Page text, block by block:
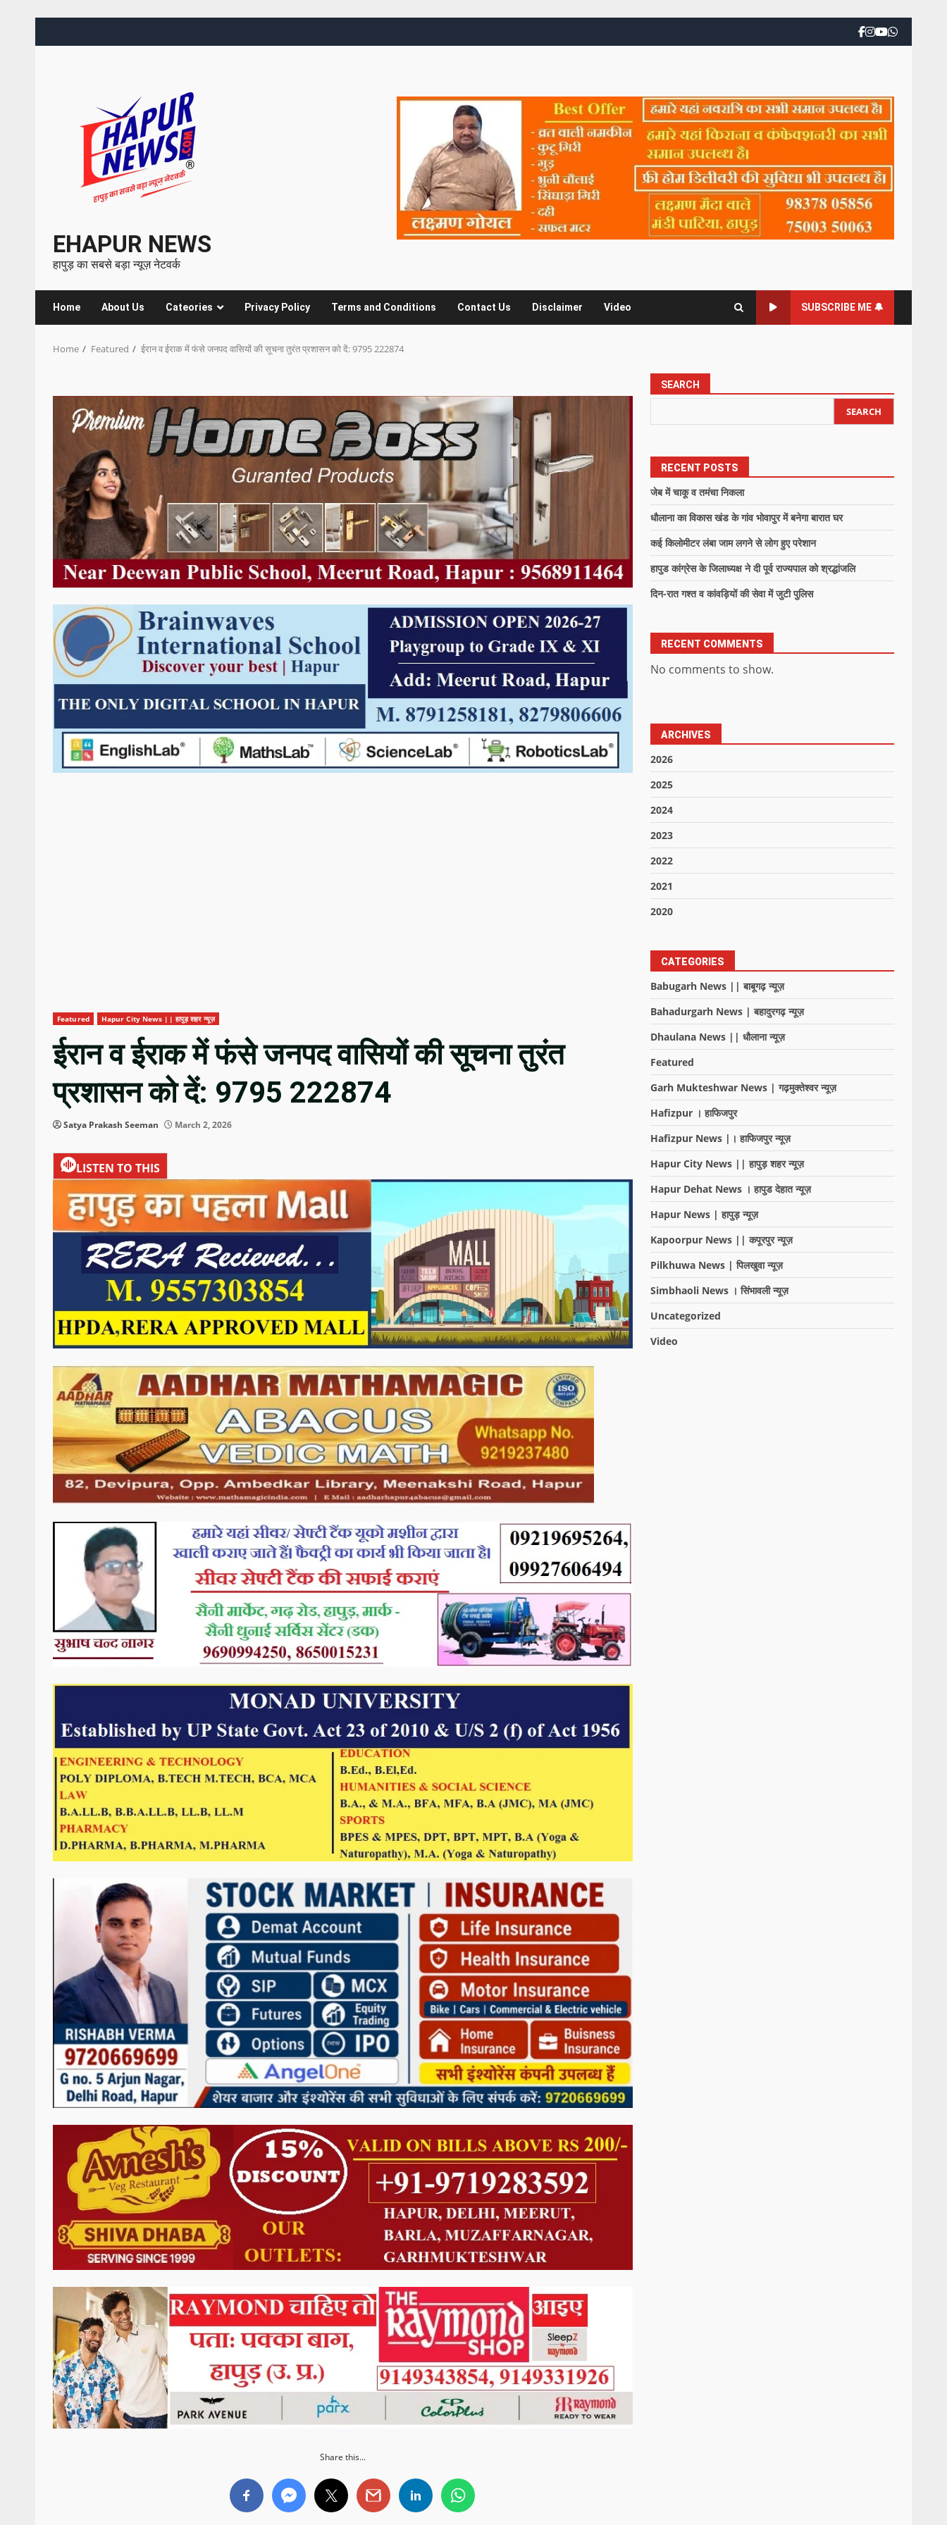
EHAPUR NEWS
हापुड़ का सबसे बड़ा न्यूज़ नेटवर्क
Home About Us Cateories Privacy Policy Terms and Conditions Contact Us Disclaimer Video SUBSCRIBE ME 🔔
Home Featured ईरान व ईराक में फंसे जनपद वासियों की सूचना तुरंत प्रशासन को दें: 9795 222874
Featured Hapur City News || हापुड़ शहर न्यूज़
ईरान व ईराक में फंसे जनपद वासियों की सूचना तुरंत
प्रशासन को दें: 9795 222874
Satya Prakash Seeman March 2, 2026
LISTEN TO THIS
Share this...
SEARCH
SEARCH
RECENT POSTS
जेब में चाकू व तमंचा निकला
धौलाना का विकास खंड के गांव भोवापुर में बनेगा बारात घर
कई किलोमीटर लंबा जाम लगने से लोग हुए परेशान
हापुड कांग्रेस के जिलाध्यक्ष ने दी पूर्व राज्यपाल को श्रद्धांजलि
दिन-रात गश्त व कांवड़ियों की सेवा में जुटी पुलिस
RECENT COMMENTS
No comments to show.
ARCHIVES
2026
2025
2024
2023
2022
2021
2020
CATEGORIES
Babugarh News || बाबूगढ़ न्यूज़
Bahadurgarh News | बहादुरगढ़ न्यूज़
Dhaulana News || धौलाना न्यूज़
Featured
Garh Mukteshwar News | गढ़मुक्तेश्वर न्यूज़
Hafizpur । हाफिजपुर
Hafizpur News |। हाफिजपुर न्यूज़
Hapur City News || हापुड़ शहर न्यूज़
Hapur Dehat News । हापुड देहात न्यूज़
Hapur News | हापुड़ न्यूज़
Kapoorpur News || कपूरपुर न्यूज़
Pilkhuwa News | पिलखुवा न्यूज़
Simbhaoli News । सिंभावली न्यूज़
Uncategorized
Video